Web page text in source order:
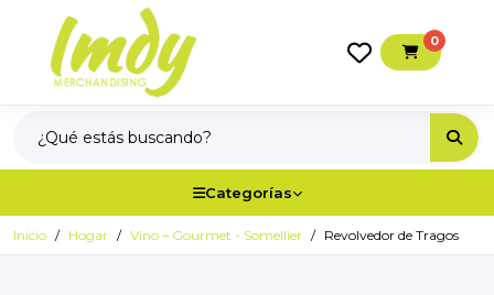
0
Categorías
Inicio Hogar Vino – Gourmet - Somellier Revolvedor de Tragos